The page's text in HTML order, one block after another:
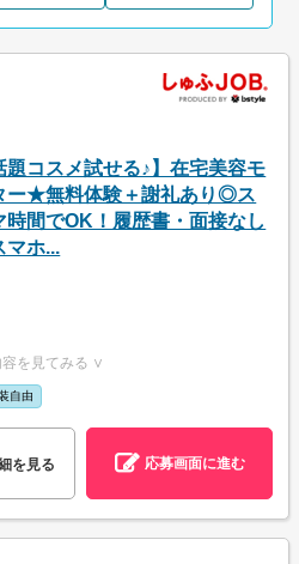
題コスメ試せる♪】在宅美容モ
ー★無料体験＋謝礼あり◎ス
時間でOK！履歴書・面接なし
ホ...
を見てみる ∨
自由
を見る 応募画面に進む